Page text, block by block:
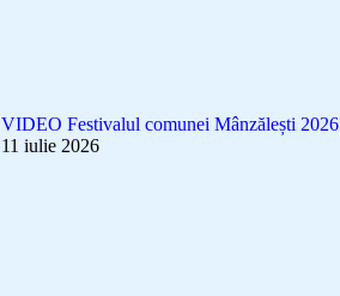
VIDEO Festivalul comunei Mânzălești 2026
11 iulie 2026